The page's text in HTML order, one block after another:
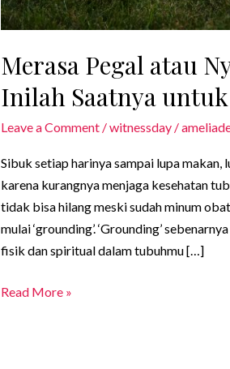
Merasa Pegal atau
Inilah Saatnya
Leave a Comment /witnessday/
Sibuk setiap harinya sampai lupa makan,
karena kurangnya menjaga kesehatan
tidak bisa hilang meski sudah minum
mulai ‘grounding’. ‘Grounding’
fisik dan spiritual dalam tubuhmu […]
Merasa
Read More »